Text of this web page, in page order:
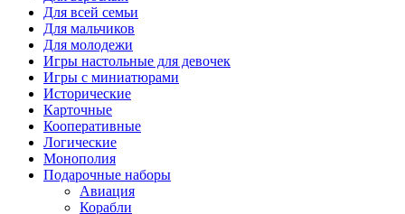
Для всей семьи
Для мальчиков
Для молодежи
Игры настольные для девочек
Игры с миниатюрами
Исторические
Карточные
Кооперативные
Логические
Монополия
Подарочные наборы
Авиация
Корабли